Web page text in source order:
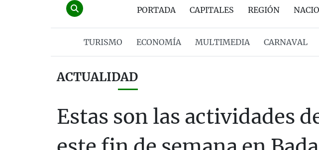
PORTADA CAPITALES REGIÓN
TURISMO ECONOMÍA MULTIMEDIA CARNAVAL
ACTUALIDAD
Estas son las actividades